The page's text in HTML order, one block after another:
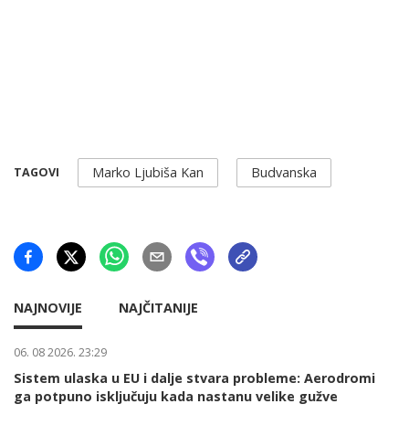
TAGOVI Marko Ljubiša Kan Budvanska
NAJNOVIJE NAJČITANIJE
06. 08 2026. 23:29
Sistem ulaska u EU i dalje stvara probleme: Aerodromi
ga potpuno isključuju kada nastanu velike gužve